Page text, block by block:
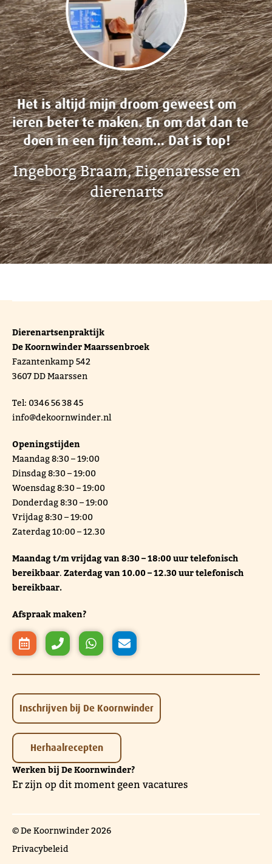
We werken echt samen als team en
denken met elkaar na over de beste
oplossingen voor een patiënt.
Barbara Blaauw, Dierenarts
De Koornwinder Maarssenbroek
Fazantenkamp 542
3607 DD Maarssen
Tel: 0346 56 38 45
info@dekoornwinder.nl
Openingstijden
Maandag 8:30 – 19:00
Dinsdag 8:30 – 19:00
Woensdag 8:30 – 19:00
Donderdag 8:30 – 19:00
Vrijdag 8:30 – 19:00
Zaterdag 10:00 – 12.30
Maandag t/m vrijdag van 8:30 – 18:00 uur telefonisch
bereikbaar.Zaterdag van 10.00 – 12.30 uur telefonisch
bereikbaar.
Afspraak maken?
Herhaalrecepten
Werken bij De Koornwinder?
Er zijn op dit moment geen vacatures
© De Koornwinder 2026
Privacybeleid